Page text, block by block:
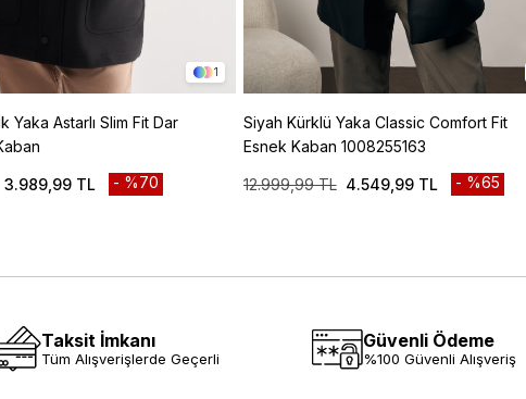
1
Yaka Astarlı Slim Fit Dar
3.989,99 TL %70
Siyah Kürklü Yaka Classic Comfort Fit
Esnek Kaban 1008255163
4.549,99 TL
12.999,99 TL %65
Taksit İmkanı
Tüm Alışverişlerde Geçerli
Güvenli Ödeme
%100 Güvenli Alışveriş